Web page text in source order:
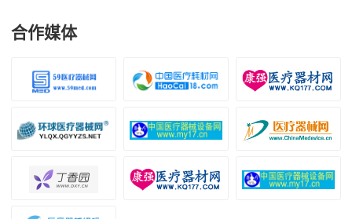
深圳至德科技有限公司
合作媒体